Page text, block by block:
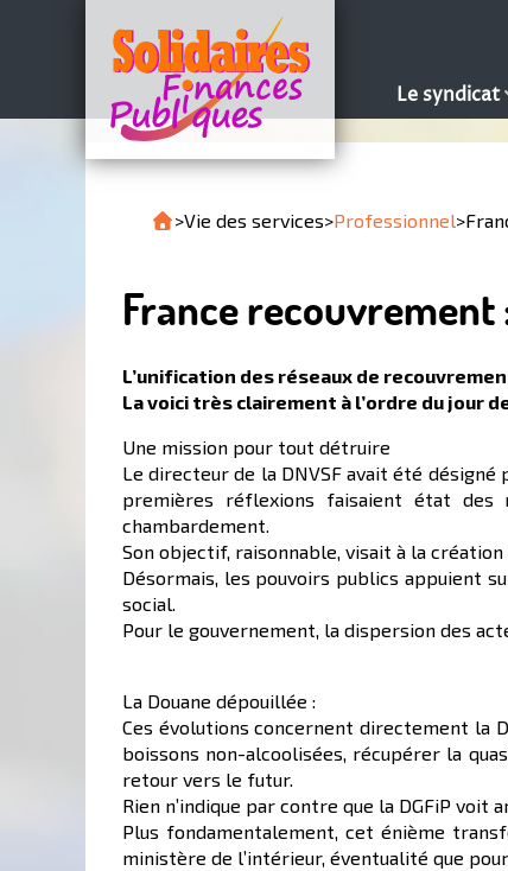
Le syndicat
>Vie des services>Professionnel>
France
L’unification des réseaux de
La voici très clairement à l’ordre du jour
Une mission pour tout détruire
Le directeur de la DNVSF avait été désigné
premières réflexions faisaient état des
chambardement.
Son objectif, raisonnable, visait à la
Désormais, les pouvoirs publics appuient
social.
Pour le gouvernement, la dispersion des
La Douane dépouillée :
Ces évolutions concernent directement la
boissons non-alcoolisées, récupérer la
retour vers le futur.
Rien n’indique par contre que la DGFiP
Plus fondamentalement, cet énième
ministère de l’intérieur, éventualité que